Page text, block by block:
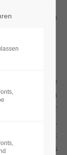
Menu
wird die
die in Form
chemischer
kann.
d.h. mit
als